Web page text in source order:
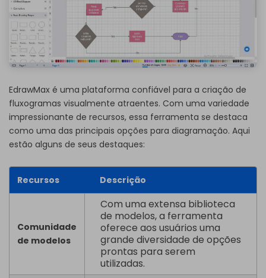
EdrawMax é uma plataforma confiável para a criação de
fluxogramas visualmente atraentes. Com uma variedade
impressionante de recursos, essa ferramenta se destaca
como uma das principais opções para diagramação. Aqui
estão alguns de seus destaques:
Recursos Descrição
Comunidade
de modelos
Com uma extensa biblioteca
de modelos, a ferramenta
oferece aos usuários uma
grande diversidade de opções
prontas para serem
utilizadas.